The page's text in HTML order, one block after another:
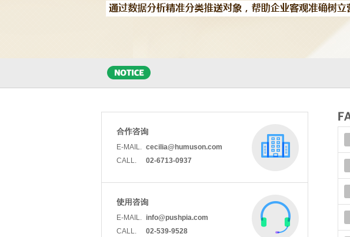
E-MAIL. cecilia@humuson.com
CALL.
02-6713-0937
E-MAIL. info@pushpia.com
CALL.
02-539-9528